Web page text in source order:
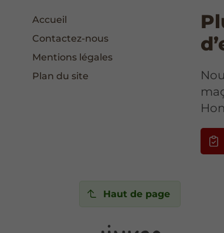
Accueil
Contactez-nous
Mentions légales
Plan du site
Haut de page